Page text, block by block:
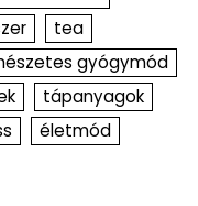
tea
gyógymód
tápanyagok
életmód